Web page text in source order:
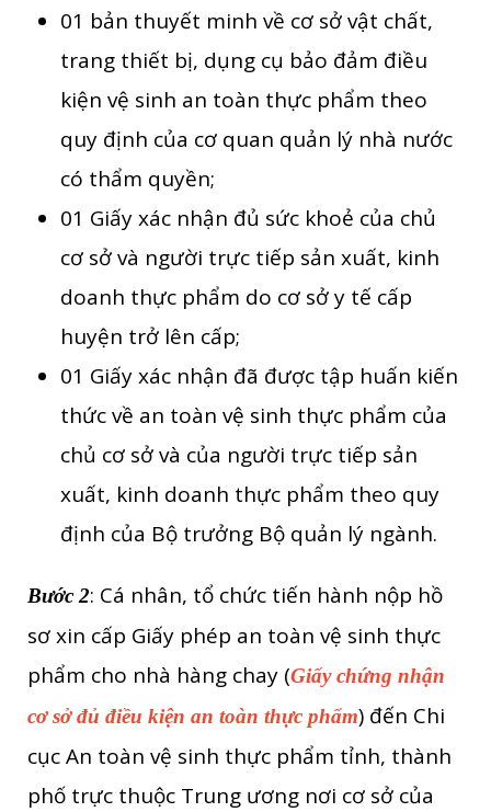
01 bản thuyết minh về cơ sở vật chất,
trang thiết bị, dụng cụ bảo đảm điều
kiện vệ sinh an toàn thực phẩm theo
quy định của cơ quan quản lý nhà nước
có thẩm quyền;
01 Giấy xác nhận đủ sức khoẻ của chủ
cơ sở và người trực tiếp sản xuất, kinh
doanh thực phẩm do cơ sở y tế cấp
huyện trở lên cấp;
01 Giấy xác nhận đã được tập huấn kiến
thức về an toàn vệ sinh thực phẩm của
chủ cơ sở và của người trực tiếp sản
xuất, kinh doanh thực phẩm theo quy
định của Bộ trưởng Bộ quản lý ngành.
Bước 2: Cá nhân, tổ chức tiến hành nộp hồ
sơ xin cấp Giấy phép an toàn vệ sinh thực
phẩm cho nhà hàng chay (Giấy chứng nhận
cơ sở đủ điều kiện an toàn thực phẩm) đến Chi
cục An toàn vệ sinh thực phẩm tỉnh, thành
phố trực thuộc Trung ương nơi cơ sở của